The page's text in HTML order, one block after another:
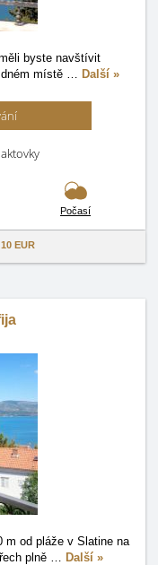
byste navštívit
místě … Další »
Počasí
10 EUR
m od pláže v Slatine na
plně … Další »